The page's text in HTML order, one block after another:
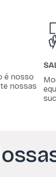
é nosso
nossas